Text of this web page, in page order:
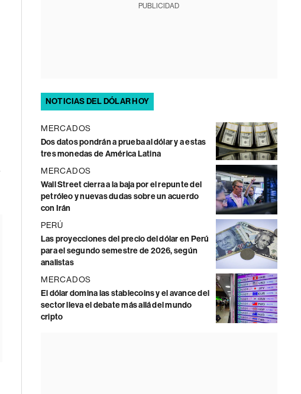
PUBLICIDAD
NOTICIAS DEL DÓLAR HOY
MERCADOS
Dos datos pondrán a prueba al dólar y a estas
tres monedas de América Latina
MERCADOS
Wall Street cierra a la baja por el repunte del
petróleo y nuevas dudas sobre un acuerdo
con Irán
PERÚ
Las proyecciones del precio del dólar en Perú
para el segundo semestre de 2026, según
analistas
MERCADOS
El dólar domina las stablecoins y el avance del
sector lleva el debate más allá del mundo
cripto